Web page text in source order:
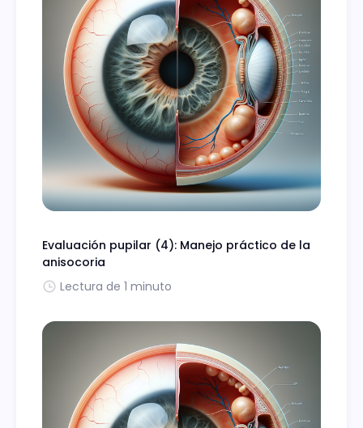
Evaluación pupilar (4): Manejo práctico de la
anisocoria
Lectura de 1 minuto